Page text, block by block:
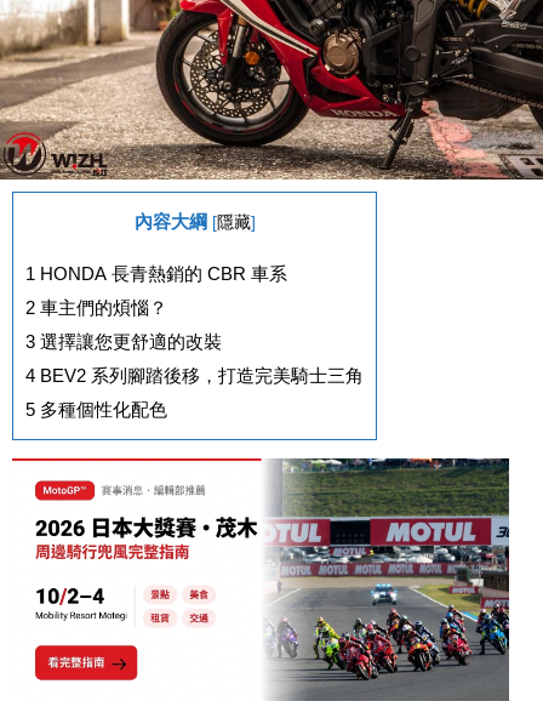
內容大綱 [隱藏]
1
HONDA 長青熱銷的 CBR 車系
2 車主們的煩惱？
3 選擇讓您更舒適的改裝
4 BEV2 系列腳踏後移，打造完美騎士三角
5 多種個性化配色